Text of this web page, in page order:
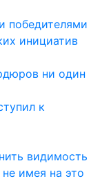
победителями
инициатив
ни один
к
видимость
имея на это